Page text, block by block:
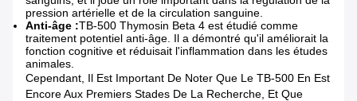
pression artérielle et de la circulation sanguine.
Anti-âge :TB-500 Thymosin Beta 4 est étudié comme
traitement potentiel anti-âge. Il a démontré qu'il améliorait la
fonction cognitive et réduisait l'inflammation dans les études
animales.
Cependant, Il Est Important De Noter Que Le TB-500 En Est
Encore Aux Premiers Stades De La Recherche, Et Que